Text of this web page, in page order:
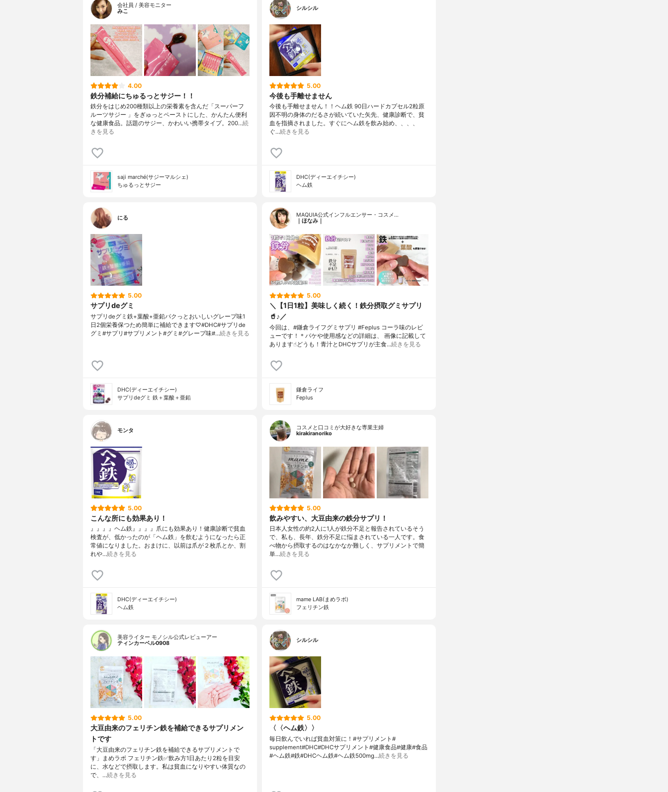
会社員 / 美容モニター
みこ
4.00
鉄分補給にちゅるっとサジー！！
鉄分をはじめ200種類以上の栄養素を含んだ「スーパーフ
ルーツサジー 」をぎゅっとペーストにした、かんたん便利
な健康食品。話題のサジー、かわいい携帯タイプ。200…続
きを見る
saji marché(サジーマルシェ)
ちゅるっとサジー
シルシル
5.00
今後も手離せません
今後も手離せません！！ヘム鉄 90日ハードカプセル2粒原
因不明の身体のだるさが続いていた矢先、健康診断で、貧
血を指摘されました。すぐにヘム鉄を飲み始め、、、、
ぐ…続きを見る
DHC(ディーエイチシー)
ヘム鉄
にる
5.00
サプリdeグミ
サプリdeグミ鉄+葉酸+亜鉛パクっとおいしいグレープ味1
日2個栄養保つため簡単に補給できます♡#DHC#サプリde
グミ#サプリ#サプリメント#グミ#グレープ味#…続きを見る
DHC(ディーエイチシー)
サプリdeグミ 鉄＋葉酸＋亜鉛
MAQUIA公式インフルエンサー・コスメ…
｜ほなみ｜
5.00
＼【1日1粒】美味しく続く！鉄分摂取グミサプリ
🥤♪／
今回は、#鎌倉ライフグミサプリ #Feplus コーラ味のレビ
ューです！＊パケや使用感などの詳細は、 画像に記載して
あります☝︎どうも！青汁とDHCサプリが主食…続きを見る
鎌倉ライフ
Feplus
モンタ
5.00
こんな所にも効果あり！
』』』』ヘム鉄』』』』爪にも効果あり！健康診断で貧血
検査が、低かったのが「ヘム鉄」を飲むようになったら正
常値になりました。おまけに、以前は爪が２枚爪とか、割
れや…続きを見る
DHC(ディーエイチシー)
ヘム鉄
コスメと口コミが大好きな専業主婦
kirakiranoriko
5.00
飲みやすい、大豆由来の鉄分サプリ！
日本人女性の約2人に1人が鉄分不足と報告されているそう
で、私も、長年、鉄分不足に悩まされている一人です。食
べ物から摂取するのはなかなか難しく、サプリメントで簡
単…続きを見る
mame LAB(まめラボ)
フェリチン鉄
美容ライター モノシル公式レビューアー
ティンカーベル0908
5.00
大豆由来のフェリチン鉄を補給できるサプリメン
トです
「大豆由来のフェリチン鉄を補給できるサプリメントで
す」まめラボ フェリチン鉄✅飲み方1日あたり2粒を目安
に、水などで摂取します。私は貧血になりやすい体質なの
で、…続きを見る
シルシル
5.00
〈〈ヘム鉄〉〉
毎日飲んでいれば貧血対策に！#サプリメント#
supplement#DHC#DHCサプリメント#健康食品#健康#食品
#ヘム鉄#鉄#DHCヘム鉄#ヘム鉄500mg…続きを見る